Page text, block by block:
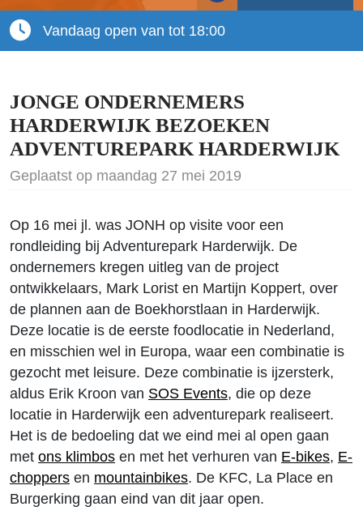
Vandaag open van tot 18:00
JONGE ONDERNEMERS
HARDERWIJK BEZOEKEN
ADVENTUREPARK HARDERWIJK
Geplaatst op maandag 27 mei 2019
Op 16 mei jl. was JONH op visite voor een
rondleiding bij Adventurepark Harderwijk. De
ondernemers kregen uitleg van de project
ontwikkelaars, Mark Lorist en Martijn Koppert, over
de plannen aan de Boekhorstlaan in Harderwijk.
Deze locatie is de eerste foodlocatie in Nederland,
en misschien wel in Europa, waar een combinatie is
gezocht met leisure. Deze combinatie is ijzersterk,
aldus Erik Kroon van SOS Events, die op deze
locatie in Harderwijk een adventurepark realiseert.
Het is de bedoeling dat we eind mei al open gaan
met ons klimbos en met het verhuren van E-bikes, E-
choppers en mountainbikes. De KFC, La Place en
Burgerking gaan eind van dit jaar open.